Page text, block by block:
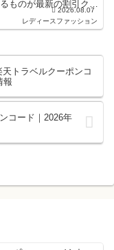
ものが最新の割引クー
2026.08.07
レディースファッション
トラベルクーポンコ
報
コード｜2026年